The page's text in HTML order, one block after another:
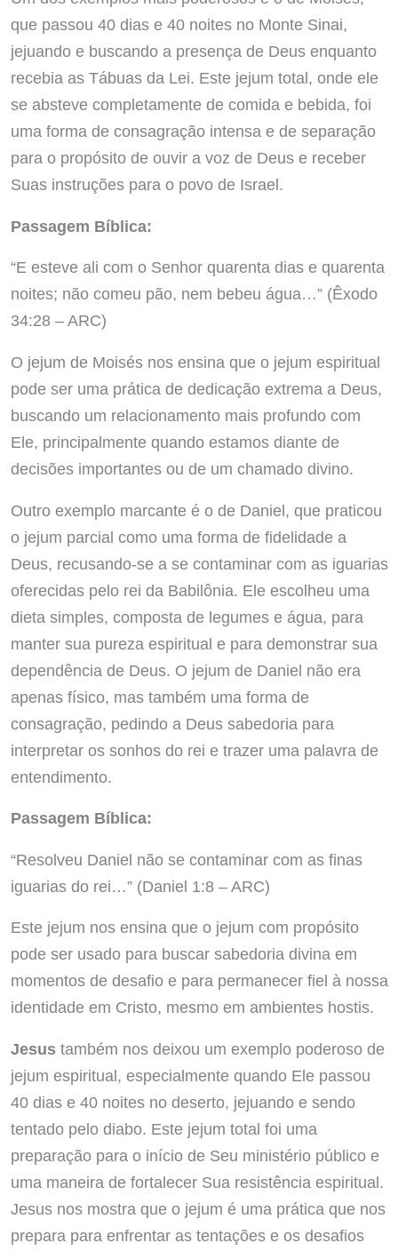
que passou 40 dias e 40 noites no Monte Sinai,
jejuando e buscando a presença de Deus enquanto
recebia as Tábuas da Lei. Este jejum total, onde ele
se absteve completamente de comida e bebida, foi
uma forma de consagração intensa e de separação
para o propósito de ouvir a voz de Deus e receber
Suas instruções para o povo de Israel.
Passagem Bíblica:
“E esteve ali com o Senhor quarenta dias e quarenta
noites; não comeu pão, nem bebeu água…” (Êxodo
34:28 – ARC)
O jejum de Moisés nos ensina que o jejum espiritual
pode ser uma prática de dedicação extrema a Deus,
buscando um relacionamento mais profundo com
Ele, principalmente quando estamos diante de
decisões importantes ou de um chamado divino.
Outro exemplo marcante é o de Daniel, que praticou
o jejum parcial como uma forma de fidelidade a
Deus, recusando-se a se contaminar com as iguarias
oferecidas pelo rei da Babilônia. Ele escolheu uma
dieta simples, composta de legumes e água, para
manter sua pureza espiritual e para demonstrar sua
dependência de Deus. O jejum de Daniel não era
apenas físico, mas também uma forma de
consagração, pedindo a Deus sabedoria para
interpretar os sonhos do rei e trazer uma palavra de
entendimento.
Passagem Bíblica:
“Resolveu Daniel não se contaminar com as finas
iguarias do rei…” (Daniel 1:8 – ARC)
Este jejum nos ensina que o jejum com propósito
pode ser usado para buscar sabedoria divina em
momentos de desafio e para permanecer fiel à nossa
identidade em Cristo, mesmo em ambientes hostis.
Jesustambém nos deixou um exemplo poderoso de
jejum espiritual, especialmente quando Ele passou
40 dias e 40 noites no deserto, jejuando e sendo
tentado pelo diabo. Este jejum total foi uma
preparação para o início de Seu ministério público e
uma maneira de fortalecer Sua resistência espiritual.
Jesus nos mostra que o jejum é uma prática que nos
prepara para enfrentar as tentações e os desafios